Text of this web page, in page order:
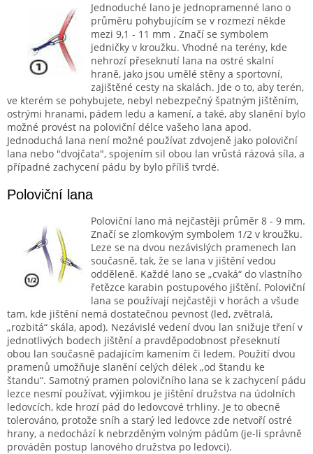
Jednoduché lano je jednopramenné lano o
průměru pohybujícím se v rozmezí někde
mezi 9,1 - 11 mm . Značí se symbolem
jedničky v kroužku. Vhodné na terény, kde
nehrozí přeseknutí lana na ostré skalní
hraně, jako jsou umělé stěny a sportovní,
zajištěné cesty na skalách. Jde o to, aby terén,
ve kterém se pohybujete, nebyl nebezpečný špatným jištěním,
ostrými hranami, pádem ledu a kamení, a také, aby slanění bylo
možné provést na poloviční délce vašeho lana apod.
Jednoduchá lana není možné používat zdvojeně jako poloviční
lana nebo "dvojčata", spojením sil obou lan vrůstá rázová síla, a
případné zachycení pádu by bylo příliš tvrdé.
Poloviční lana
Poloviční lano má nejčastěji průměr 8 - 9 mm.
Značí se zlomkovým symbolem 1/2 v kroužku.
Leze se na dvou nezávislých pramenech lan
současně, tak, že se lana v jištění vedou
odděleně. Každé lano se „cvaká“ do vlastního
řetězce karabin postupového jištění. Poloviční
lana se používají nejčastěji v horách a všude
tam, kde jištění nemá dostatečnou pevnost (led, zvětralá,
„rozbitá“ skála, apod). Nezávislé vedení dvou lan snižuje tření v
jednotlivých bodech jištění a pravděpodobnost přeseknutí
obou lan současně padajícím kamením či ledem. Použití dvou
pramenů umožňuje slanění celých délek „od štandu ke
štandu“. Samotný pramen polovičního lana se k zachycení pádu
lezce nesmí používat, výjimkou je jištění družstva na údolních
ledovcích, kde hrozí pád do ledovcové trhliny. Je to obecně
tolerováno, protože sníh a starý led ledovce zde netvoří ostré
hrany, a nedochází k nebrzděným volným pádům (je-li správně
prováděn postup lanového družstva po ledovci).